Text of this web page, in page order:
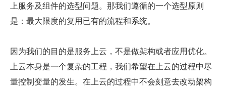
上服务及组件的选型问题。那我们遵循的一个选型原则
是：最大限度的复用已有的流程和系统。
因为我们的目的是服务上云，不是做架构或者应用优化。
上云本身是一个复杂的工程，我们希望在上云的过程中尽
量控制变量的发生。在上云的过程中不会刻意去改动架构